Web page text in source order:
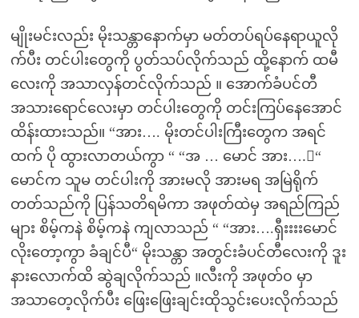
မျိုးမင်းလည်း မိုးသန္တာနောက်မှာ မတ်တပ်ရပ်နေရာယူလို
က်ပီး တင်ပါးတွေကို ပွတ်သပ်လိုက်သည် ထို့နောက် ထမီ
လေးကို အသာလှန်တင်လိုက်သည် ။ အောက်ခံပင်တီ
အသားရောင်လေးမှာ တင်ပါးတွေကို တင်းကြပ်နေအောင်
ထိန်းထားသည်။ “အား…. မိုးတင်ပါးကြီးတွေက အရင်
ထက် ပို ထွားလာတယ်ကွာ “ “အ … မောင် အား….း“
မောင်က သူမ တင်ပါးကို အားမလို အားမရ အမြဲရိုက်
တတ်သည်ကို ပြန်သတိရမိကာ အဖုတ်ထဲမှ အရည်ကြည်
များ စိမ့်ကနဲ စိမ့်ကနဲ ကျလာသည် “ “အား….ရှီးးးးမောင်
လိုးတော့ကွာ ခံချင်ပီ“ မိုးသန္တာ အတွင်းခံပင်တီလေးကို ဒူး
နားလောက်ထိ ဆွဲချလိုက်သည် ။လီးကို အဖုတ်၀ မှာ
အသာတေ့လိုက်ပီး ဖြေးဖြေးချင်းထိုသွင်းပေးလိုက်သည်